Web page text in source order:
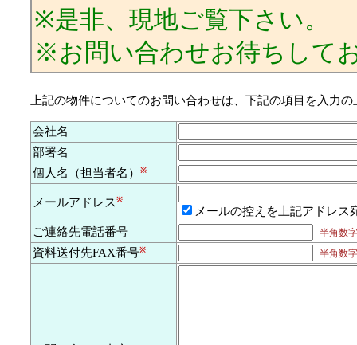
※是非、現地ご覧下さい。
※お問い合わせお待ちし
上記の物件についてのお問い合わせは、下記の項目を入力
会社名
部署名
個人名（担当者名）
※
メールアドレス ※
メールの控えを上記アドレス
ご連絡先電話番号
半角数
資料送付先FAX番号※ 半角数